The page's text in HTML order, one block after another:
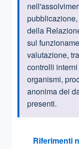
della
sul
valutazione,
controlli
organismi,
anonima dei
presenti.
Riferimenti
Sezione